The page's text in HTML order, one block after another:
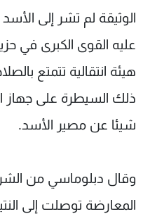
الوثيقة لم تشر إلى
هيئة انتقالية تتمتع
ذلك السيطرة على جهاز
شيئا عن مصير الأسد.
وقال دبلوماسي من
المعارضة توصلت إلى